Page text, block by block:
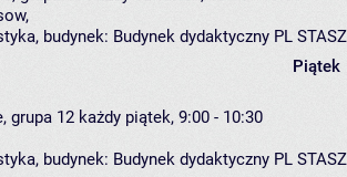
,
budynek: Budynek dydaktyczny PL
Piątek
grupa 12 każdy piątek, 9:00 - 10:30
budynek: Budynek dydaktyczny PL